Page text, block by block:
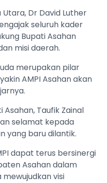
Utara, Dr David Luther
seluruh kader
Bupati Asahan
misi daerah.
merupakan pilar
AMPI Asahan akan
Taufik Zainal
selamat kepada
yang baru dilantik.
dapat terus bersinergi
Asahan dalam
visi